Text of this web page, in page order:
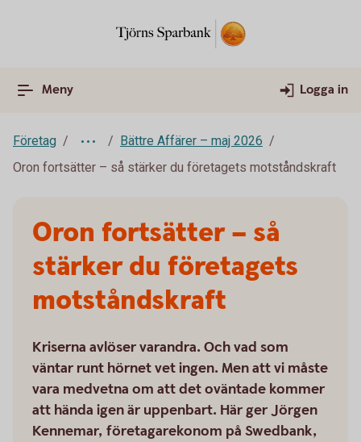
Meny Logga in
Företag
Bättre Affärer – maj 2026
Oron fortsätter – så stärker du företagets motståndskraft
Oron fortsätter – så
stärker du företagets
motståndskraft
Kriserna avlöser varandra. Och vad som
väntar runt hörnet vet ingen. Men att vi måste
vara medvetna om att det oväntade kommer
att hända igen är uppenbart. Här ger Jörgen
Kennemar, företagarekonom på Swedbank,